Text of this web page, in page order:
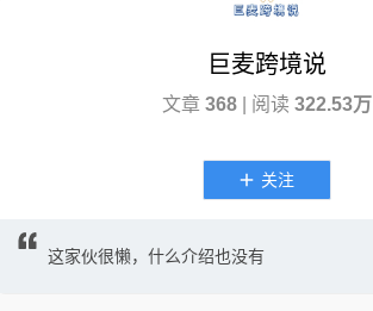
巨麦跨境说
文章 368 | 阅读 322.53万
关注
这家伙很懒，什么介绍也没有